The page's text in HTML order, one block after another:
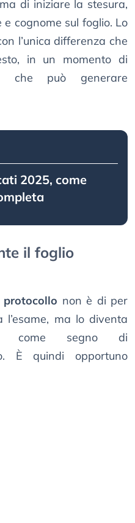
di iniziare la stesura,
cognome sul foglio. Lo
l’unica differenza che
in un momento di
che può generare
2025, come
il foglio
non è di per
ma lo diventa
come segno di
È quindi opportuno